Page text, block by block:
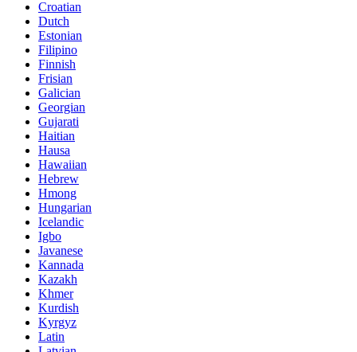
Croatian
Dutch
Estonian
Filipino
Finnish
Frisian
Galician
Georgian
Gujarati
Haitian
Hausa
Hawaiian
Hebrew
Hmong
Hungarian
Icelandic
Igbo
Javanese
Kannada
Kazakh
Khmer
Kurdish
Kyrgyz
Latin